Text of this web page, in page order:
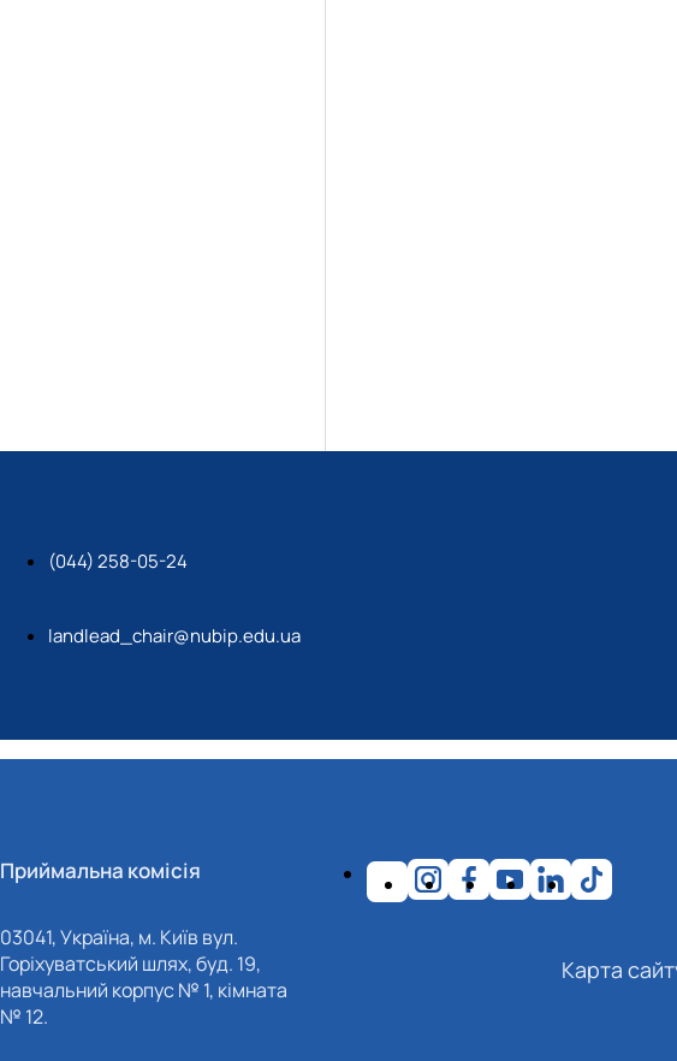
(044) 258-05-24
landlead_chair@nubip.edu.ua
Приймальна комісія
03041, Україна, м. Київ вул.
Горіхуватський шлях, буд. 19,
навчальний корпус № 1, кімната
№ 12.
Карта